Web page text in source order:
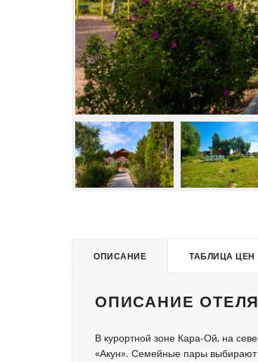
ОПИСАНИЕ ТАБЛИЦА ЦЕН
ОПИСАНИЕ ОТЕЛЯ
В курортной зоне Кара-Ой, на
«Акун». Семейные пары